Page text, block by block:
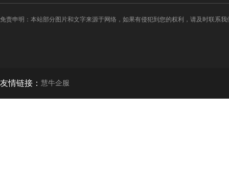
免责申明：本站部分图片和文字来源于网络，如果有侵犯到您的权利，请及时联系
友情链接： 慧牛企服